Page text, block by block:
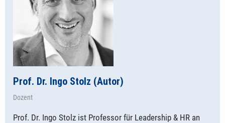
Prof. Dr. Ingo Stolz (Autor)
Dozent
Prof. Dr. Ingo Stolz ist Professor für Leadership & HR an